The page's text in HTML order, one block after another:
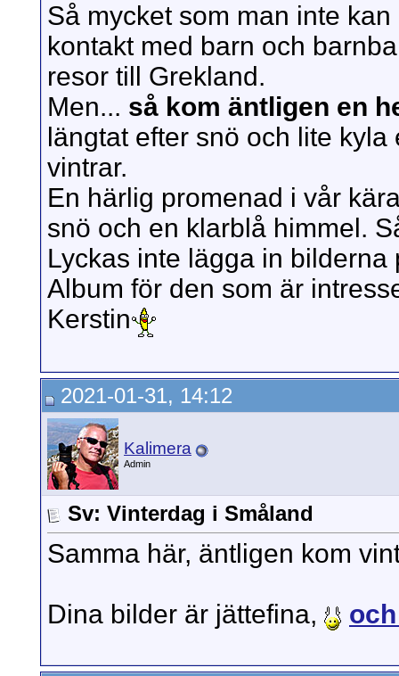
Så mycket som man inte
kontakt med barn och
resor till Grekland.
Men... så kom äntligen en
längtat efter snö och lite
vintrar.
En härlig promenad i vår
snö och en klarblå himmel.
Lyckas inte lägga in
Album för den som är
Kerstin
2021-01-31, 14:12
Kalimera
Admin
Sv: Vinterdag i Småland
Samma här, äntligen kom
Dina bilder är jättefina,